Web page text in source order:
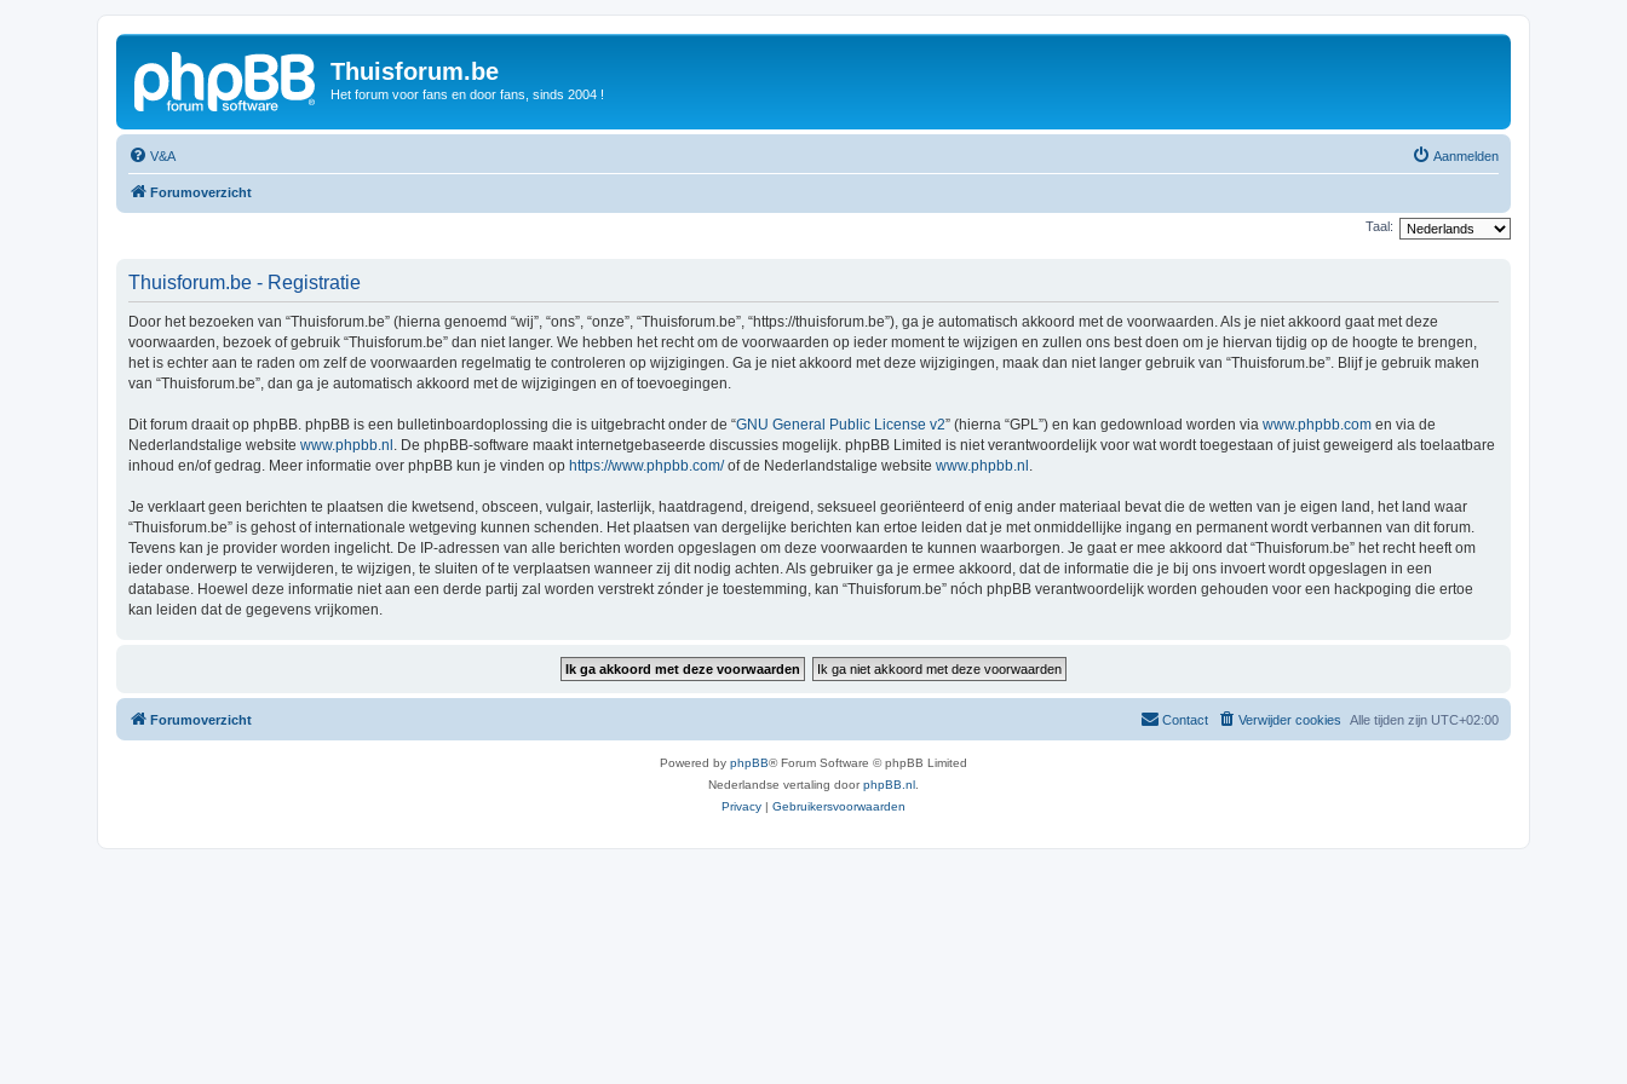
Thuisforum.be
Het forum voor fans en door fans, sinds 2004 !
V&A Aanmelden
Forumoverzicht
Taal:
Thuisforum.be - Registratie
Door het bezoeken van “Thuisforum.be” (hierna genoemd “wij”, “ons”, “onze”, “Thuisforum.be”, “https://thuisforum.be”), ga je automatisch akkoord met de voorwaarden. Als je niet akkoord gaat met deze
voorwaarden, bezoek of gebruik “Thuisforum.be” dan niet langer. We hebben het recht om de voorwaarden op ieder moment te wijzigen en zullen ons best doen om je hiervan tijdig op de hoogte te brengen,
het is echter aan te raden om zelf de voorwaarden regelmatig te controleren op wijzigingen. Ga je niet akkoord met deze wijzigingen, maak dan niet langer gebruik van “Thuisforum.be”. Blijf je gebruik maken
van “Thuisforum.be”, dan ga je automatisch akkoord met de wijzigingen en of toevoegingen.
Dit forum draait op phpBB. phpBB is een bulletinboardoplossing die is uitgebracht onder de “GNU General Public License v2” (hierna “GPL”) en kan gedownload worden via www.phpbb.com en via de
Nederlandstalige website www.phpbb.nl . De phpBB-software maakt internetgebaseerde discussies mogelijk. phpBB Limited is niet verantwoordelijk voor wat wordt toegestaan of juist geweigerd als toelaatbare
inhoud en/of gedrag. Meer informatie over phpBB kun je vinden op https://www.phpbb.com/of de Nederlandstalige website www.phpbb.nl .
Je verklaart geen berichten te plaatsen die kwetsend, obsceen, vulgair, lasterlijk, haatdragend, dreigend, seksueel georiënteerd of enig ander materiaal bevat die de wetten van je eigen land, het land waar
“Thuisforum.be” is gehost of internationale wetgeving kunnen schenden. Het plaatsen van dergelijke berichten kan ertoe leiden dat je met onmiddellijke ingang en permanent wordt verbannen van dit forum.
Tevens kan je provider worden ingelicht. De IP-adressen van alle berichten worden opgeslagen om deze voorwaarden te kunnen waarborgen. Je gaat er mee akkoord dat “Thuisforum.be” het recht heeft om
ieder onderwerp te verwijderen, te wijzigen, te sluiten of te verplaatsen wanneer zij dit nodig achten. Als gebruiker ga je ermee akkoord, dat de informatie die je bij ons invoert wordt opgeslagen in een
database. Hoewel deze informatie niet aan een derde partij zal worden verstrekt zónder je toestemming, kan “Thuisforum.be” nóch phpBB verantwoordelijk worden gehouden voor een hackpoging die ertoe
kan leiden dat de gegevens vrijkomen.
Forumoverzicht Alle tijden zijn UTC+02:00
Verwijder cookies
Contact
Powered by phpBB® Forum Software © phpBB Limited
Nederlandse vertaling doorphpBB.nl
Privacy | Gebruikersvoorwaarden